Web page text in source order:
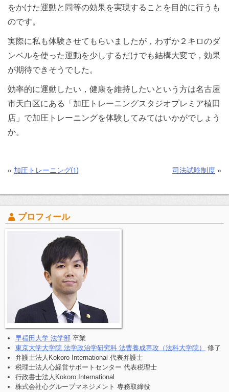
をかけた運動と同等の効果を実現することを目的に行うも
のです。
実際に私も体験させてもらいましたが，わずか２キロのダ
ンベルを使った運動を少しするだけでも結構大変で，効果
が期待できそうでした。
効率的に運動したい，健康を維持したいという方は名古屋
市天白区にある「加圧トレーニングスタジオプレミア植田
店」で加圧トレーニングを体験してみてはいかがでしょう
か。
« 加圧トレーニング⑴ 司法試験制度 »
プロフィール
早稲田大学 法学部 卒業
東京大学大学院 法学政治学研究科 法曹養成専攻（法科大学院）
修了
弁護士法人Kokoro International 代表弁護士
税理士法人心経営サポートセンター 代表税理士
行政書士法人Kokoro International
株式会社心グループマネジメント 専務取締役